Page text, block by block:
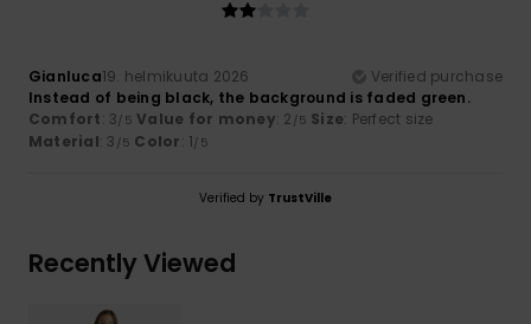
Gianluca19. helmikuuta 2026
Verified purchase
Instead of being black, the background is faded green.
Comfort: 3/5 Value for money: 2 /5 Size: Perfect size
Material: 3 /5 Color: 1/5
Verified by TrustVille
Recently Viewed